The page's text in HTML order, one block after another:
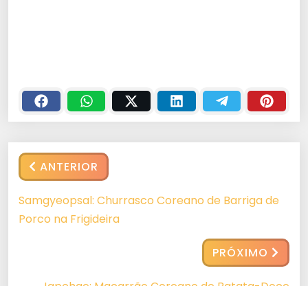
ANTERIOR
Samgyeopsal: Churrasco Coreano de Barriga de
Porco na Frigideira
PRÓXIMO